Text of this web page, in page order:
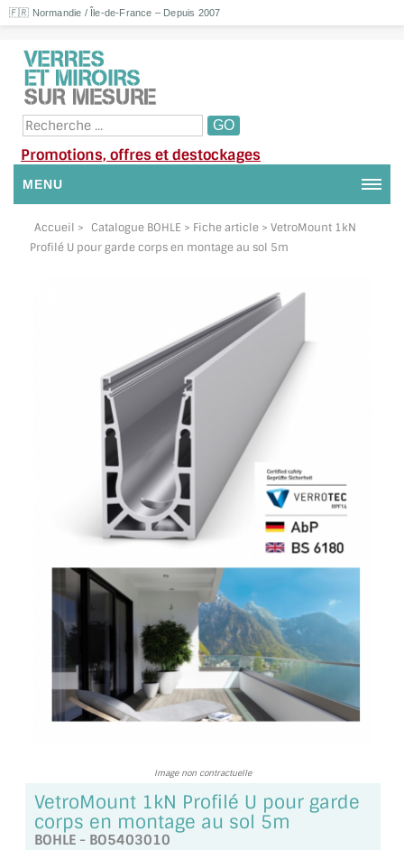
🇫🇷 Normandie / Île-de-France – Depuis 2007
Promotions, offres et destockages
MENU
NOUS CONTACTER
SUIVI DE COMMANDE
TOUS LES TARIFS AU M2
GUIDE : CHOIX PAR UTILISATION
INSPIRATIONS ET NOUVEAUTÉS
AMBIANCE LAITON BROSSÉ
MIROIRS VIEILLIS AMBIANCE BRASSERIE
MIROIR SUR MESURE
MIROIR VIEILLI
MIROIR DÉCORATIF DE COULEUR
MIROIR POUR PORTE
MIROIR DE SALLE DE BAIN
Accueil > Catalogue BOHLE > Fiche article > VetroMount 1kN
Profilé U pour garde corps en montage au sol 5m
Image non contractuelle
VetroMount 1kN Profilé U pour garde
corps en montage au sol 5m
BOHLE - BO5403010